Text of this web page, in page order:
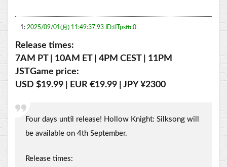
1: 2025/09/01(月) 11:49:37.93 ID:tITpsftc0
Release times:
7AM PT | 10AM ET | 4PM CEST | 11PM
JSTGame price:
USD $19.99 | EUR €19.99 | JPY ¥2300
Four days until release! Hollow Knight: Silksong will
be available on 4th September.
Release times: